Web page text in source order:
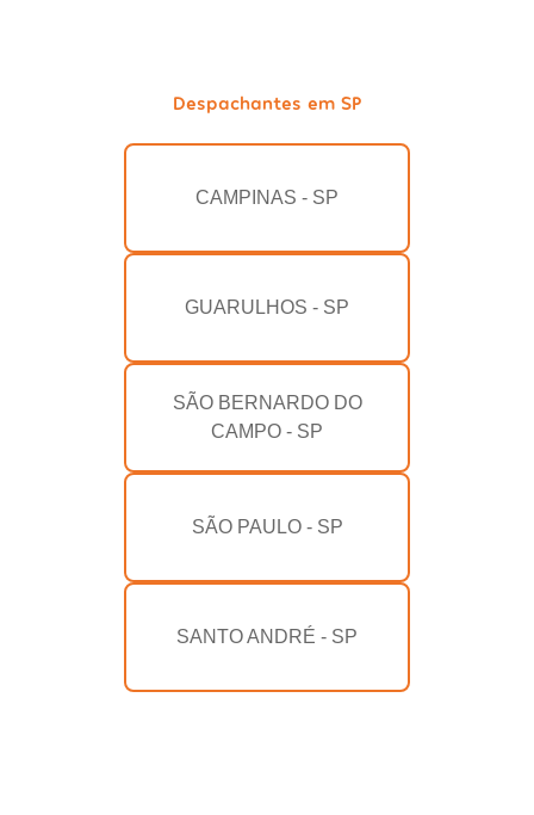
Despachantes em SP
CAMPINAS - SP
GUARULHOS - SP
SÃO BERNARDO DO
CAMPO - SP
SÃO PAULO - SP
SANTO ANDRÉ - SP